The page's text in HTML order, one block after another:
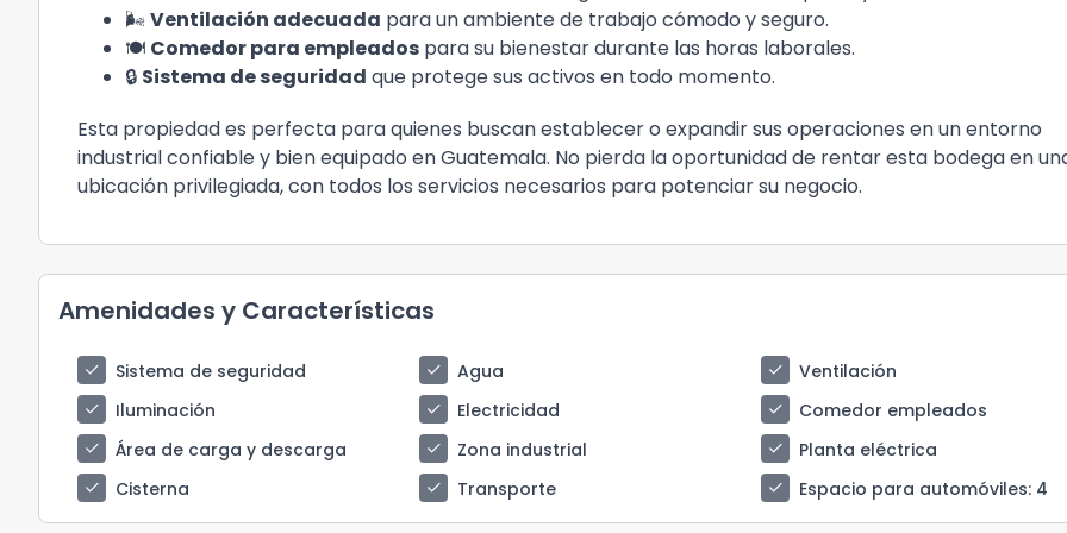
🌬️Ventilación adecuada para un ambiente de trabajo cómodo y seguro.
🍽️ Comedor para empleados para su bienestar durante las horas laborales.
🔒 Sistema de seguridad que protege sus activos en todo momento.
Esta propiedad es perfecta para quienes buscan establecer o expandir sus operaciones en un entorno
industrial confiable y bien equipado en Guatemala. No pierda la oportunidad de rentar esta bodega en
ubicación privilegiada, con todos los servicios necesarios para potenciar su negocio.
Amenidades y Características
check Sistema de seguridad check Agua check
Ventilación
check
Iluminación check Electricidad check
Comedor empleados
check
Área de carga y descarga check Zona industrial check
Planta eléctrica
check
Cisterna check Transporte check Espacio para automóviles: 4